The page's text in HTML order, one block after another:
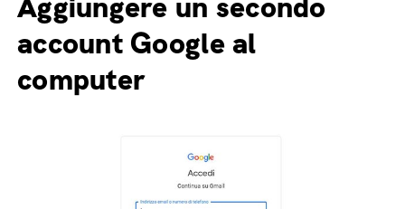
account Google al
computer